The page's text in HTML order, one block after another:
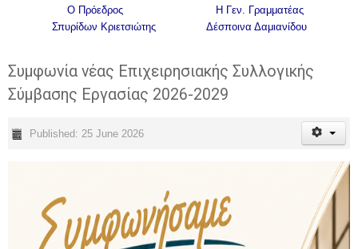
Ο Πρόεδρος Η Γεν. Γραμματέας
Σπυρίδων Κριετσιώτης Δέσποινα Δαμιανίδου
Συμφωνία νέας Επιχειρησιακής Συλλογικής
Σύμβασης Εργασίας 2026-2029
Published: 25 June 2026